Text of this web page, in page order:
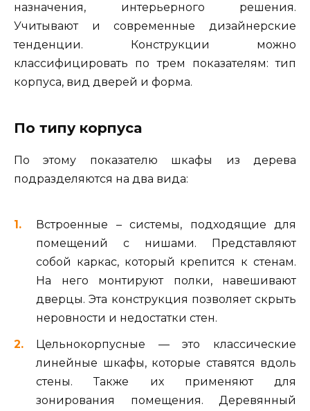
назначения, интерьерного решения.
Учитывают и современные дизайнерские
тенденции. Конструкции можно
классифицировать по трем показателям: тип
корпуса, вид дверей и форма.
По типу корпуса
По этому показателю шкафы из дерева
подразделяются на два вида:
Встроенные – системы, подходящие для
помещений с нишами. Представляют
собой каркас, который крепится к стенам.
На него монтируют полки, навешивают
дверцы. Эта конструкция позволяет скрыть
неровности и недостатки стен.
Цельнокорпусные — это классические
линейные шкафы, которые ставятся вдоль
стены. Также их применяют для
зонирования помещения. Деревянный